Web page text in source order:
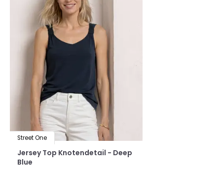
Street One
Jersey Top Knotendetail - Deep
Blue